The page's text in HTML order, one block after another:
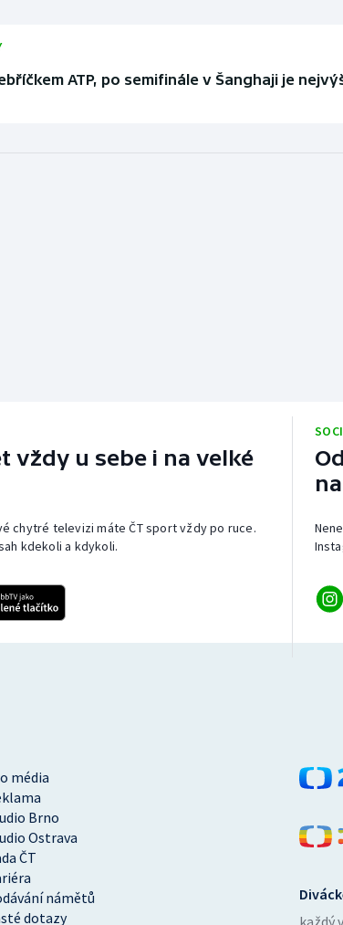
ATP, po semifinále v Šanghaji je
vždy u sebe i na velké
chytré televizi máte ČT sport vždy po ruce.
kdekoli a kdykoli.
média
Brno
Ostrava
ČT
námětů
dotazy